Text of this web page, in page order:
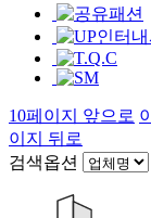
10페이지 앞으로
이지 뒤로
검색옵션